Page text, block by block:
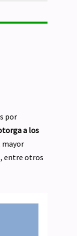
por
a los
mayor
entre otros